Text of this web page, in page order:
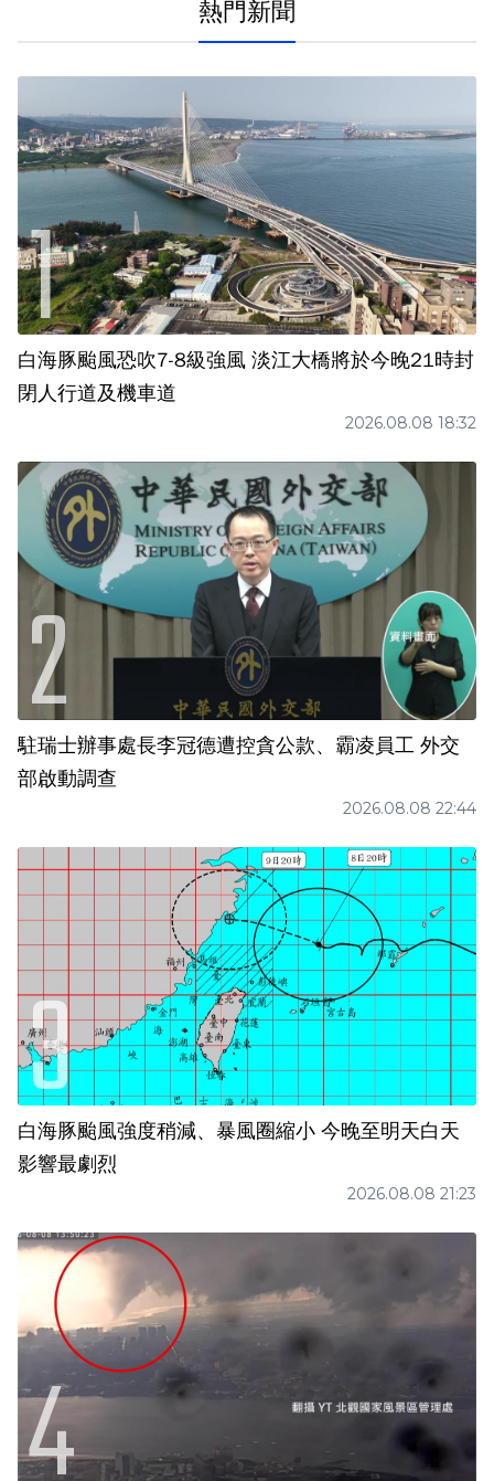
熱門新聞
白海豚颱風恐吹7-8級強風 淡江大橋將於今晚21時封
閉人行道及機車道
2026.08.08 18:32
駐瑞士辦事處長李冠德遭控貪公款、霸凌員工 外交
部啟動調查
2026.08.08 22:44
白海豚颱風強度稍減、暴風圈縮小 今晚至明天白天
影響最劇烈
2026.08.08 21:23